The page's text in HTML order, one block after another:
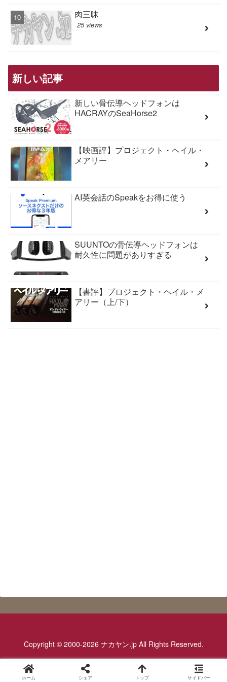
肉三昧
25 views
新しい記事
新しい骨伝導ヘッドフォンは
HACRAYのSeaHorse2
【映画評】プロジェクト・ヘイル・
メアリー
AI英会話のSpeakをお得に使う
SUUNTOの骨伝導ヘッドフォンは
耐久性に問題がありすぎる
【書評】プロジェクト・ヘイル・メ
アリー（上/下）
Copyright © 2000-2026 ナカヤン.jp All Rights Reserved.
ホーム シェア トップ サイドバー